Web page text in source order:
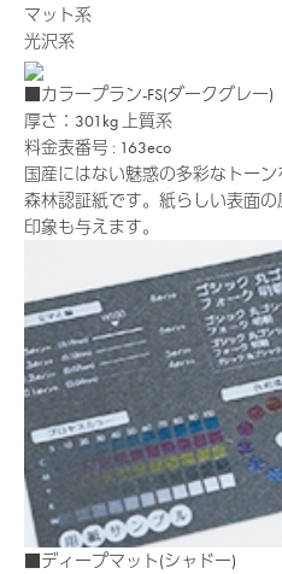
マット系
光沢系
■カラープラン-FS(ダークグレー)
厚さ：301kg 上質系
料金表番号 : 163eco
国産にはない魅惑の多彩なトー
森林認証紙です。紙らしい表面
印象も与えます。
■ディープマット(シャドー)